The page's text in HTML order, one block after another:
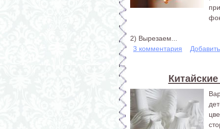
2) Вырезаем...
3 комментария